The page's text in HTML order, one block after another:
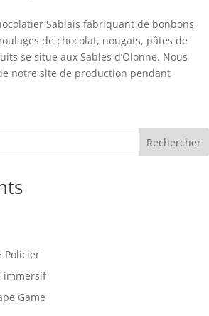
Sablais fabriquant de bonbons
de chocolat, nougats, pâtes de
se situe aux Sables d’Olonne. Nous
notre site de production pendant
Rechercher
Policier
immersif
Game